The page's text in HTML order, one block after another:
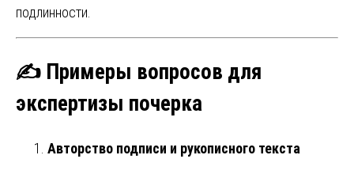
подлинности.
✍️ Примеры вопросов для
экспертизы почерка
Авторство подписи и рукописного текста